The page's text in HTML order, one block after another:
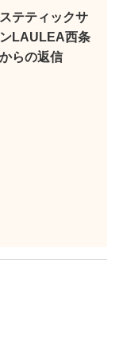
テティックサ
LAULEA西条
らの返信